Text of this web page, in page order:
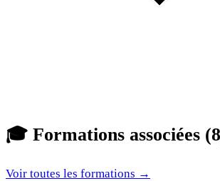
🎓 Formations associées
Voir toutes les formations →